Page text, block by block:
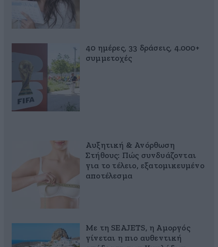
40 ημέρες, 33 δράσεις, 4.000+
συμμετοχές
Αυξητική & Ανόρθωση
Στήθους: Πώς συνδυάζονται
για το τέλειο, εξατομικευμένο
αποτέλεσμα
Με τη SEAJETS, η Αμοργός
γίνεται η πιο αυθεντική